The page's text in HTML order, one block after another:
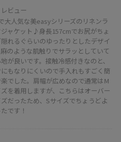
！
細く見えて、上品に見えるの
ます。
ますように♡
入り登録や、
けると嬉しいです！
す＊
レビュー
大人気な美easyシリーズのリネンラ
ジャケット♪身長157cmでお尻がちょ
隠れるぐらいのゆったりとしたデザイ
麻のような肌触りでサラッとしていて
が良いです。接触冷感付きなのと、
にもなりにくいので手入れもすごく簡
でした。肩幅が広めなので通常はM
を着用しますが、こちらはオーバー
だったため、Sサイズでちょうどよ
です！